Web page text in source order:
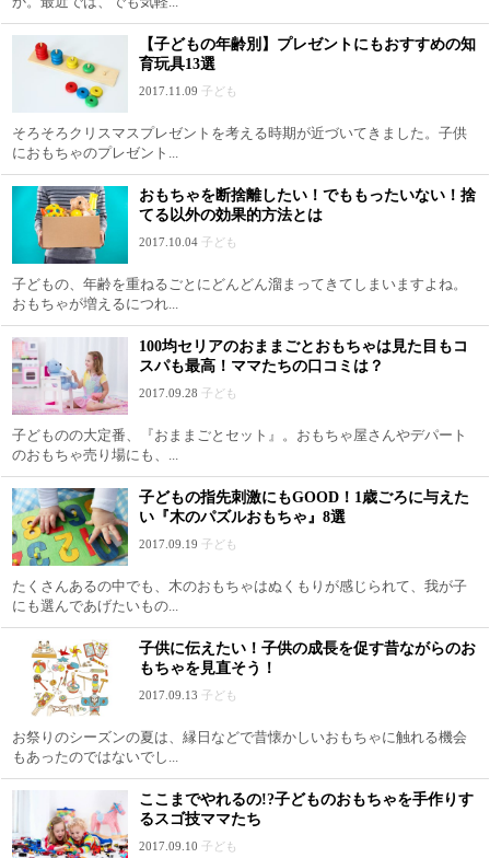
【子どもの年齢別】プレゼントにもおすすめの知
育玩具13選
2017.11.09 子ども
そろそろクリスマスプレゼントを考える時期が近づいてきました。子供
におもちゃのプレゼント...
おもちゃを断捨離したい！でももったいない！捨
てる以外の効果的方法とは
2017.10.04 子ども
子どもの、年齢を重ねるごとにどんどん溜まってきてしまいますよね。
おもちゃが増えるにつれ...
100均セリアのおままごとおもちゃは見た目もコ
スパも最高！ママたちの口コミは？
2017.09.28 子ども
子どものの大定番、『おままごとセット』。おもちゃ屋さんやデパート
のおもちゃ売り場にも、...
子どもの指先刺激にもGOOD！1歳ごろに与えた
い『木のパズルおもちゃ』8選
2017.09.19 子ども
たくさんあるの中でも、木のおもちゃはぬくもりが感じられて、我が子
にも選んであげたいもの...
子供に伝えたい！子供の成長を促す昔ながらのお
もちゃを見直そう！
2017.09.13 子ども
お祭りのシーズンの夏は、縁日などで昔懐かしいおもちゃに触れる機会
もあったのではないでし...
ここまでやれるの!?子どものおもちゃを手作りす
るスゴ技ママたち
2017.09.10 子ども